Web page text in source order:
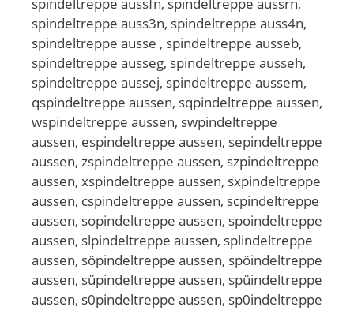
spindeltreppe auss3n, spindeltreppe auss4n,
spindeltreppe ausse , spindeltreppe ausseb,
spindeltreppe ausseg, spindeltreppe ausseh,
spindeltreppe aussej, spindeltreppe aussem,
qspindeltreppe aussen, sqpindeltreppe aussen,
wspindeltreppe aussen, swpindeltreppe
aussen, espindeltreppe aussen, sepindeltreppe
aussen, zspindeltreppe aussen, szpindeltreppe
aussen, xspindeltreppe aussen, sxpindeltreppe
aussen, cspindeltreppe aussen, scpindeltreppe
aussen, sopindeltreppe aussen, spoindeltreppe
aussen, slpindeltreppe aussen, splindeltreppe
aussen, söpindeltreppe aussen, spöindeltreppe
aussen, süpindeltreppe aussen, spüindeltreppe
aussen, s0pindeltreppe aussen, sp0indeltreppe